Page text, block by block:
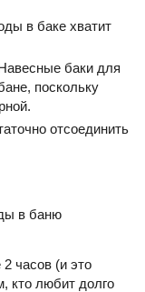
в баке хватит
баки для
поскольку
отсоединить
в баню
часов (и это
кто любит долго